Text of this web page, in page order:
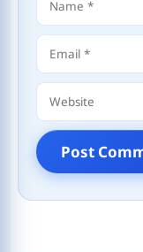
Email
Website